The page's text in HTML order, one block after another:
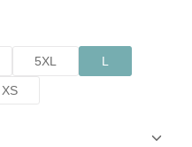
5XL L
XS
gewünschten Wert ein